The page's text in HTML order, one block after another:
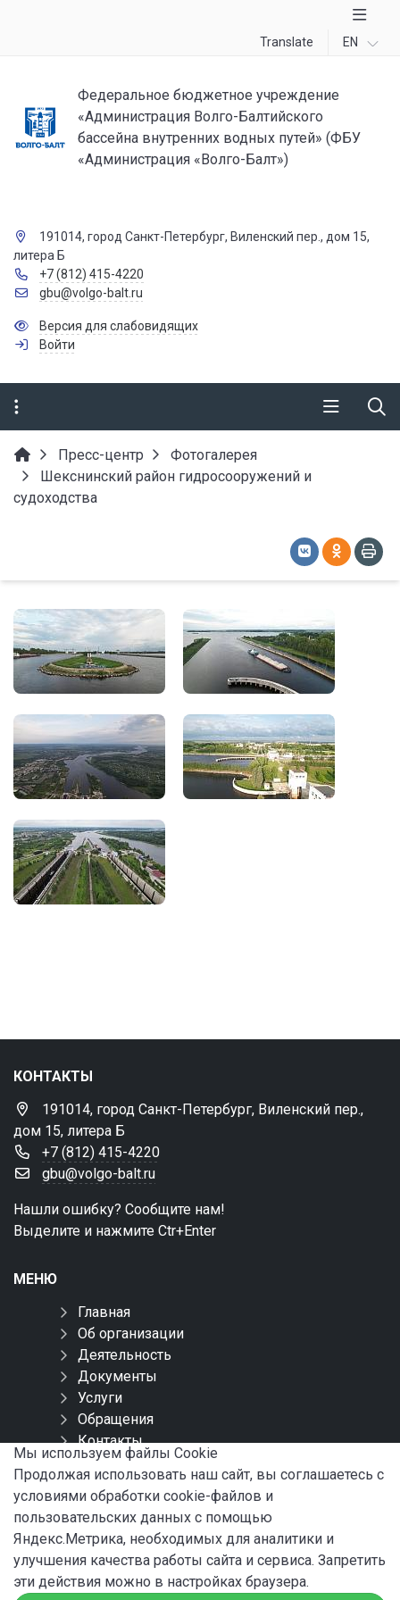
Translate EN
Федеральное бюджетное учреждение
«Администрация Волго-Балтийского
бассейна внутренних водных путей» (ФБУ
«Администрация «Волго-Балт»)
191014, город Санкт-Петербург, Виленский пер., дом 15,
литера Б
+7 (812) 415-4220
gbu@volgo-balt.ru
Версия для слабовидящих
Войти
Пресс-центр
Фотогалерея
Шекснинский район гидросооружений и
судоходства
КОНТАКТЫ
191014, город Санкт-Петербург, Виленский пер.,
дом 15, литера Б
+7 (812) 415-4220
gbu@volgo-balt.ru
Нашли ошибку? Сообщите нам!
Выделите и нажмите Ctr+Enter
МЕНЮ
Главная
Об организации
Деятельность
Документы
Услуги
Обращения
Контакты
Карта сайта
СОЦИАЛЬНЫЕ СЕТИ
Мы используем файлы Сookie
Продолжая использовать наш сайт, вы соглашаетесь с
условиями обработки cookie-файлов и
пользовательских данных с помощью
Яндекс.Метрика, необходимых для аналитики и
улучшения качества работы сайта и сервиса. Запретить
эти действия можно в настройках браузера.